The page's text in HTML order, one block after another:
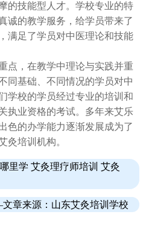
的技能型人才。学校专业的特
诚的教学服务，给学员带来了
满足了学员对中医理论和技能
，在教学中理论与实践并重
同基础、不同情况的学员对中
学校的学员经过专业的培训和
执业资格的考试。多年来艾乐
色的办学能力逐渐发展成为了
灸培训机构。
里学艾灸理疗师培训 艾灸
章来源： 山东艾灸培训学校